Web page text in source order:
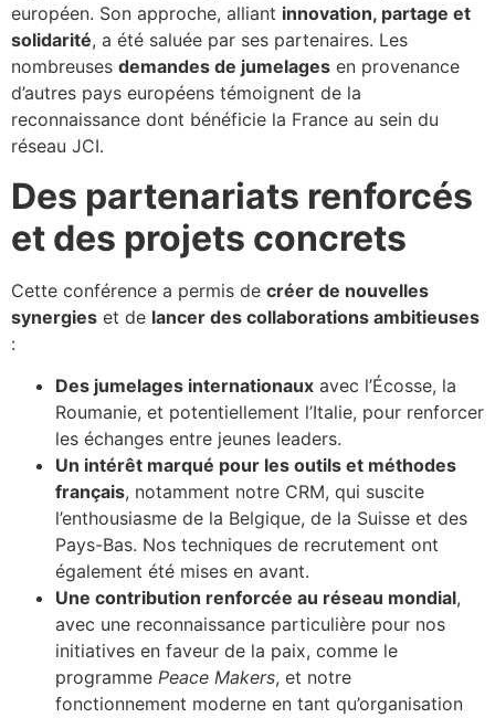
européen. Son approche, alliant innovation, partage et
solidarité, a été saluée par ses partenaires. Les
nombreuses demandes de jumelages en provenance
d’autres pays européens témoignent de la
reconnaissance dont bénéficie la France au sein du
réseau JCI.
Des partenariats renforcés
et des projets concrets
Cette conférence a permis de créer de nouvelles
synergies et de lancer des collaborations ambitieuses
:
Des jumelages internationaux avec l’Écosse, la
Roumanie, et potentiellement l’Italie, pour renforcer
les échanges entre jeunes leaders.
Un intérêt marqué pour les outils et méthodes
français, notamment notre CRM, qui suscite
l’enthousiasme de la Belgique, de la Suisse et des
Pays-Bas. Nos techniques de recrutement ont
également été mises en avant.
Une contribution renforcée au réseau mondial,
avec une reconnaissance particulière pour nos
initiatives en faveur de la paix, comme le
programme Peace Makers, et notre
fonctionnement moderne en tant qu’organisation